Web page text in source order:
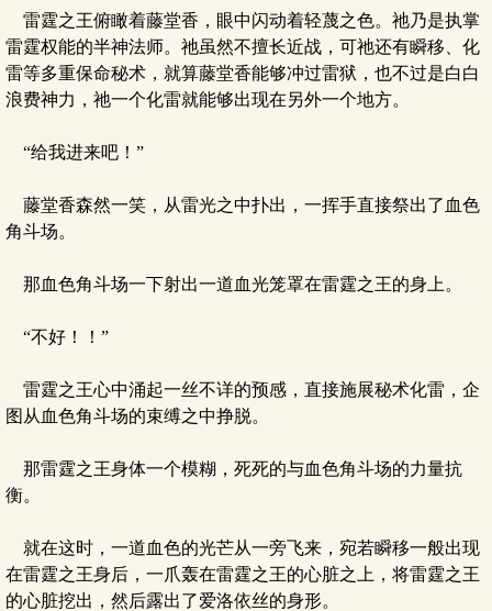
雷霆之王俯瞰着藤堂香，眼中闪动着轻蔑之色。祂乃是执掌
雷霆权能的半神法师。祂虽然不擅长近战，可祂还有瞬移、化
雷等多重保命秘术，就算藤堂香能够冲过雷狱，也不过是白白
浪费神力，祂一个化雷就能够出现在另外一个地方。
“给我进来吧！”
藤堂香森然一笑，从雷光之中扑出，一挥手直接祭出了血色
角斗场。
那血色角斗场一下射出一道血光笼罩在雷霆之王的身上。
“不好！！”
雷霆之王心中涌起一丝不详的预感，直接施展秘术化雷，企
图从血色角斗场的束缚之中挣脱。
那雷霆之王身体一个模糊，死死的与血色角斗场的力量抗
衡。
就在这时，一道血色的光芒从一旁飞来，宛若瞬移一般出现
在雷霆之王身后，一爪轰在雷霆之王的心脏之上，将雷霆之王
的心脏挖出，然后露出了爱洛依丝的身形。